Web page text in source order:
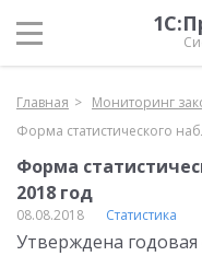
Главная Мониторинг
Форма статистического
Форма
2018 год
08.08.2018 Статистика
Утверждена годовая